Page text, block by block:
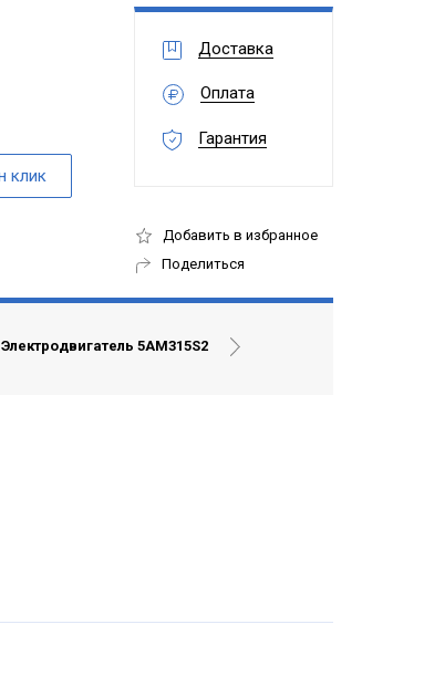
Доставка
Оплата
Гарантия
Добавить в избранное
Поделиться
Электродвигатель 5АМ315S2